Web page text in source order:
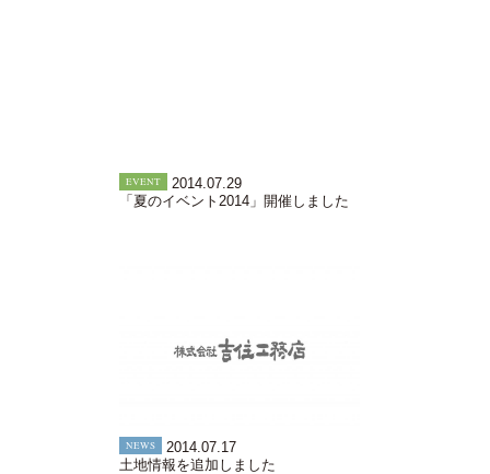
EVENT
2014.07.29
「夏のイベント2014」開催しました
NEWS
2014.07.17
土地情報を追加しました